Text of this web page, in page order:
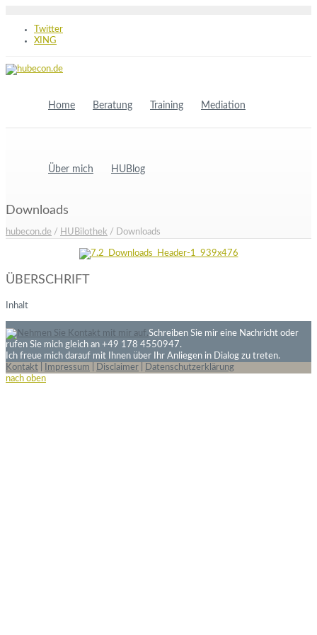
Twitter
XING
Home Beratung Training Mediation
Über mich HUBlog
Downloads
hubecon.de / HUBilothek / Downloads
ÜBERSCHRIFT
Inhalt
Schreiben Sie mir eine Nachricht oder
rufen Sie mich gleich an +49 178 4550947.
Ich freue mich darauf mit Ihnen über Ihr Anliegen in Dialog zu treten.
Kontakt
Impressum Disclaimer
Datenschutzerklärung
nach oben